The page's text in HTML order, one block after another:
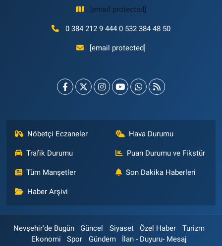
[email protected]
0 384 212 9 444 0 532 384 48 50
[email protected]
Nöbetçi Eczaneler Hava Durumu
Trafik Durumu Puan Durumu ve Fikstür
Tüm Manşetler Son Dakika Haberleri
Haber Arşivi
Nevşehir'de Bugün Güncel Siyaset Özel Haber
Turizm
Ekonomi
Spor Gündem
İlan - Duyuru- Mesaj